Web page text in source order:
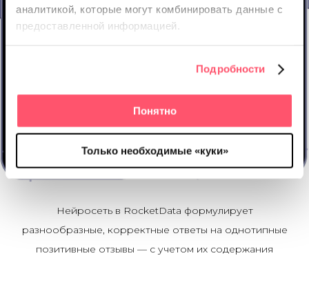
аналитикой, которые могут комбинировать данные с
предоставленной информацией.
Подробности
Понятно
Только необходимые «куки»
Нейросеть в RocketData формулирует
разнообразные, корректные ответы на однотипные
позитивные отзывы — с учетом их содержания